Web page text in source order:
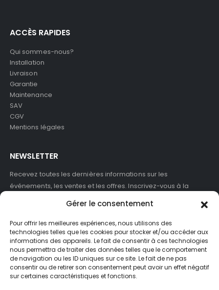
Gérer le consentement
Pour offrir les meilleures expériences, nous utilisons des
technologies telles que les cookies pour stocker et/ou accéder aux
informations des appareils. Le fait de consentir à ces technologies
nous permettra de traiter des données telles que le comportement
de navigation ou les ID uniques sur ce site. Le fait de ne pas
consentir ou de retirer son consentement peut avoir un effet négatif
sur certaines caractéristiques et fonctions.
ACCÈS RAPIDES
Qui sommes-nous?
Installation
Livraison
Garantie
Maintenance
SAV
CGV
Mentions légales
NEWSLETTER
Recevez toutes les dernières informations sur les
événements, les ventes et les offres. Inscrivez-vous à la
J'accepte de recevoir des newsletters et des informations
marketing de ASB France.